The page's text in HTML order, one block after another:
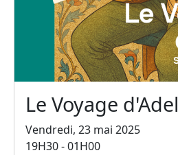
Le Voyage d'Adel
Vendredi, 23 mai 2025
19H30 - 01H00